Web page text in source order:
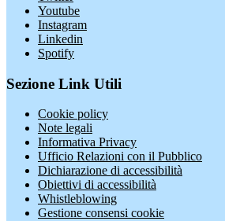
Youtube
Instagram
Linkedin
Spotify
Sezione Link Utili
Cookie policy
Note legali
Informativa Privacy
Ufficio Relazioni con il Pubblico
Dichiarazione di accessibilità
Obiettivi di accessibilità
Whistleblowing
Gestione consensi cookie